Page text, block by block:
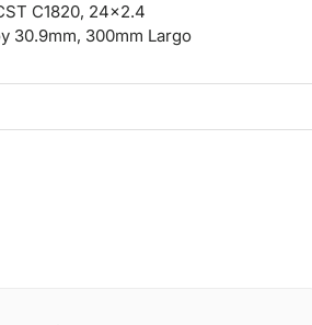
C1820, 24×2.4
30.9mm, 300mm Largo